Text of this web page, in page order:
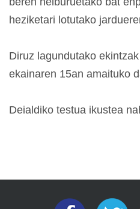
heziketari lotutako
Diruz lagundutako
ekainaren 15an amaituko
Deialdiko testua ikustea